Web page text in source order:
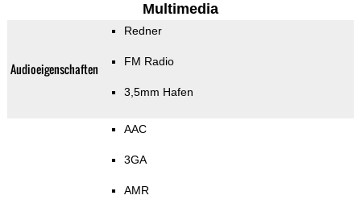
Multimedia
Audioeigenschaften
Redner
FM Radio
3,5mm Hafen
AAC
3GA
AMR